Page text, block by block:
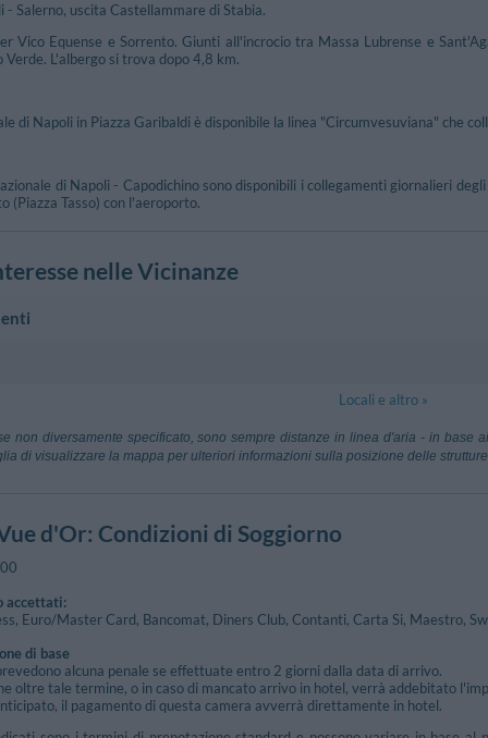
Salerno, uscita Castellammare di Stabia.
Vico Equense e Sorrento. Giunti all'incrocio tra Massa Lubrense e
L'albergo si trova dopo 4,8 km.
di Napoli in Piazza Garibaldi è disponibile la linea "Circumvesuviana" che
di Napoli - Capodichino sono disponibili i collegamenti giornalieri
(Piazza Tasso) con l'aeroporto.
nelle Vicinanze
Ss145 , 9 -
29.35 km Aerop.
Napoli
1.95 km
- Sorrento
Piano
Di Sorrento
Locali e altro »
non diversamente specificato, sono sempre distanze in linea d'aria - in base
di visualizzare la mappa per ulteriori informazioni sulla posizione delle strutture.
d'Or: Condizioni di Soggiorno
accettati:
Euro/Master Card, Bancomat, Diners Club, Contanti, Carta Si, Maestro,
di base
alcuna penale se effettuate entro 2 giorni dalla data di arrivo.
oltre tale termine, o in caso di mancato arrivo in hotel, verrà addebitato
il pagamento di questa camera avverrà direttamente in hotel.